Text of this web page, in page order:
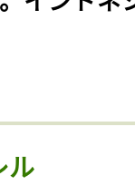
ル